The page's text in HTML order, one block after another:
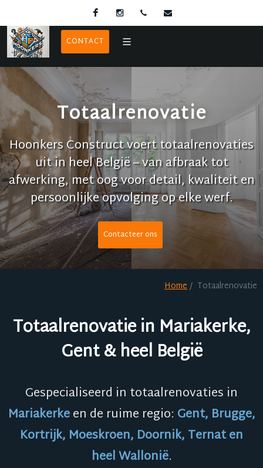
FacebookInstagram0486 37 83 41
CONTACT
Totaalrenovatie
Hoonkers Construct voert totaalrenovaties
uit in heel België – van afbraak tot
afwerking, met oog voor detail, kwaliteit en
persoonlijke opvolging op elke werf.
Contacteer ons
Home Totaalrenovatie
Totaalrenovatie in Mariakerke,
Gent & heel België
Gespecialiseerd in totaalrenovaties in
Mariakerkeen de ruime regio: Gent, Brugge,
Kortrijk, Moeskroen, Doornik, Ternat en
heel Wallonië.